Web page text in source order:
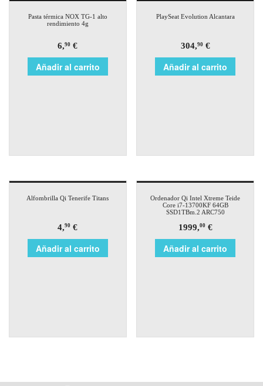
Pasta térmica NOX TG-1 alto
rendimiento 4g
6,90 €
Añadir al carrito
PlaySeat Evolution Alcantara
304,90€
Añadir al carrito
Alfombrilla Qi Tenerife Titans
4,90 €
Añadir al carrito
Ordenador Qi Intel Xtreme Teide
Core i7-13700KF 64GB
SSD1TBm.2 ARC750
1999,00€
Añadir al carrito